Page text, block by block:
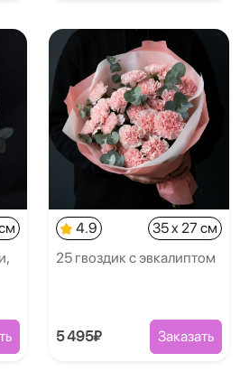
4.9
35 x 27 см
25 гвоздик с эвкалиптом
5 495₽ Заказать